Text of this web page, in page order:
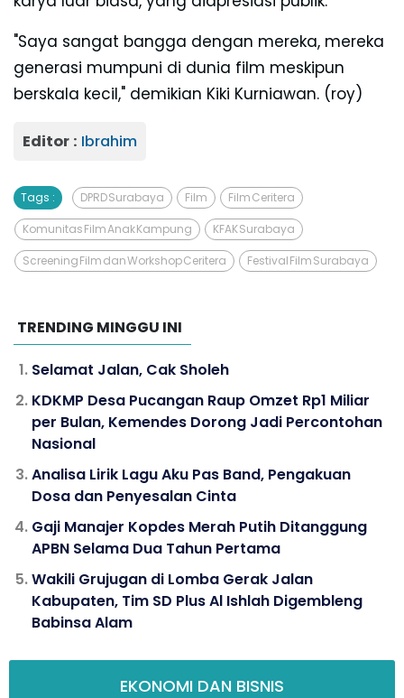
"Saya sangat bangga dengan mereka, mereka
generasi mumpuni di dunia film meskipun
berskala kecil," demikian Kiki Kurniawan. (roy)
Editor : Ibrahim
Tags : DPRD Surabaya Film Film Ceritera
Komunitas Film Anak Kampung KFAK Surabaya
Screening Film dan Workshop Ceritera Festival Film Surabaya
TRENDING MINGGU INI
Selamat Jalan, Cak Sholeh
KDKMP Desa Pucangan Raup Omzet Rp1 Miliar
per Bulan, Kemendes Dorong Jadi Percontohan
Nasional
Analisa Lirik Lagu Aku Pas Band, Pengakuan
Dosa dan Penyesalan Cinta
Gaji Manajer Kopdes Merah Putih Ditanggung
APBN Selama Dua Tahun Pertama
Wakili Grujugan di Lomba Gerak Jalan
Kabupaten, Tim SD Plus Al Ishlah Digembleng
Babinsa Alam
EKONOMI DAN BISNIS